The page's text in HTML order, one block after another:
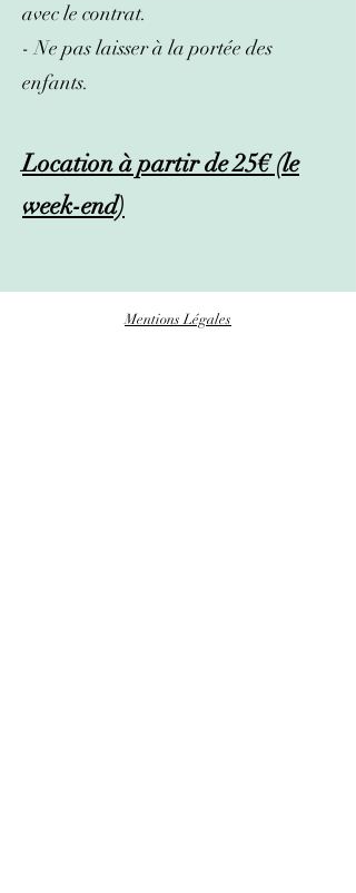
avec le contrat.
- Ne pas laisser à la portée des
enfants.
Location à partir de 25€ (le
week-end)
Mentions Légales